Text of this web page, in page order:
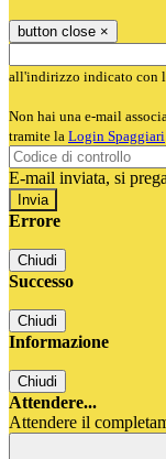
button close ×
all'indirizzo indicato con
Non hai una e-mail
tramite la Login Spaggiari
E-mail inviata, si
Errore
Chiudi
Successo
Chiudi
Informazione
Chiudi
Attendere...
Attendere il